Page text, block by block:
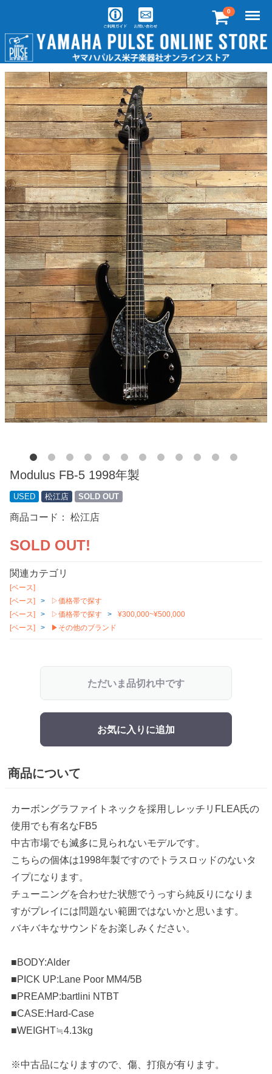
0 Menu
Modulus FB-5 1998年製
USED 松江店 SOLD OUT
商品コード： 松江店
SOLD OUT!
関連カテゴリ
[ベース]
[ベース]
▷価格帯で探す
[ベース]
▷価格帯で探す
¥300,000~¥500,000
[ベース]
▶その他のブランド
ただいま品切れ中です
お気に入りに追加
商品について
カーボングラファイトネックを採用しレッチリFLEA氏の
使用でも有名なFB5
中古市場でも滅多に見られないモデルです。
こちらの個体は1998年製ですのでトラスロッドのないタ
イプになります。
チューニングを合わせた状態でうっすら純反りになりま
すがプレイには問題ない範囲ではないかと思います。
バキバキなサウンドをお楽しみください。
■BODY:Alder
■PICK UP:Lane Poor MM4/5B
■PREAMP:bartlini NTBT
■CASE:Hard-Case
■WEIGHT≒4.13kg
※中古品になりますので、傷、打痕が有ります。